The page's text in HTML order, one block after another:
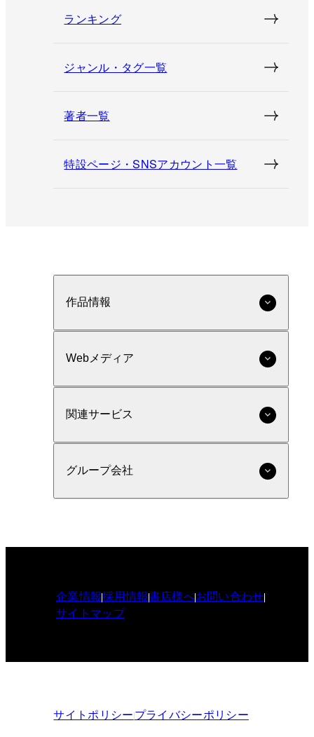
ランキング
ジャンル・タグ一覧
著者一覧
特設ページ・SNSアカウント一覧
作品情報
Webメディア
関連サービス
グループ会社
企業情報採用情報書店様へお問い合わせ
サイトマップ
サイトポリシープライバシーポリシー